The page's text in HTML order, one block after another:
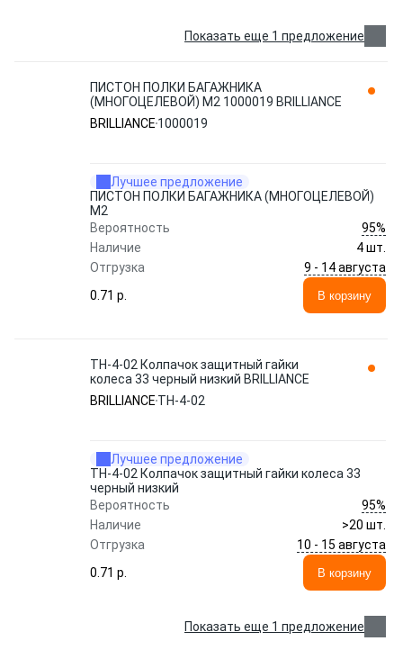
Показать еще 1 предложение
ПИСТОН ПОЛКИ БАГАЖНИКА
(МНОГОЦЕЛЕВОЙ) M2 1000019 BRILLIANCE
BRILLIANCE 1000019
Лучшее предложение
ПИСТОН ПОЛКИ БАГАЖНИКА (МНОГОЦЕЛЕВОЙ)
M2
Вероятность
95%
Наличие
4 шт.
Отгрузка
9 - 14 августа
0.71 p.
В корзину
ТН-4-02 Колпачок защитный гайки
колеса 33 черный низкий BRILLIANCE
BRILLIANCE ТН-4-02
Лучшее предложение
ТН-4-02 Колпачок защитный гайки колеса 33
черный низкий
Вероятность
95%
Наличие
>20 шт.
Отгрузка
10 - 15 августа
0.71 p.
В корзину
Показать еще 1 предложение